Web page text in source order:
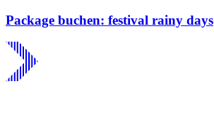
Package buchen: festival rainy days